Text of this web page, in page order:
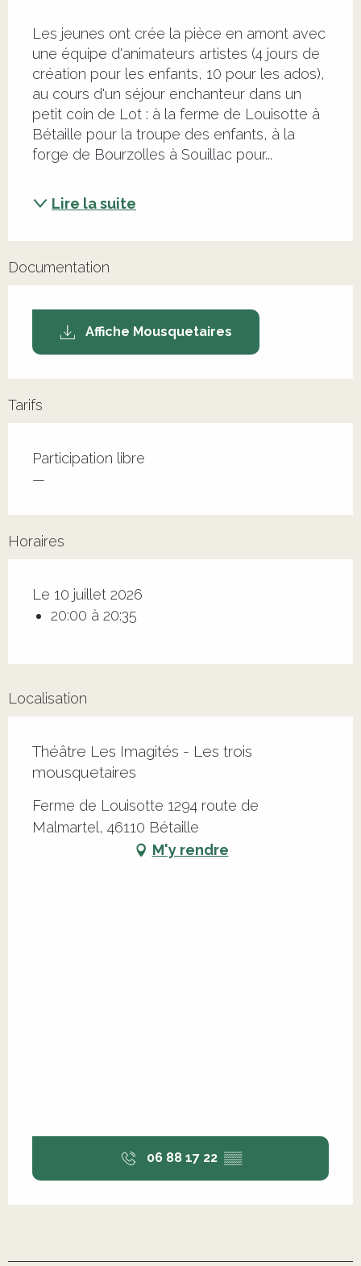
Les jeunes ont crée la pièce en amont avec
une équipe d'animateurs artistes (4 jours de
création pour les enfants, 10 pour les ados),
au cours d'un séjour enchanteur dans un
petit coin de Lot : à la ferme de Louisotte à
Bétaille pour la troupe des enfants, à la
forge de Bourzolles à Souillac pour...
Lire la suite
Documentation
Affiche Mousquetaires
Tarifs
Tarifs 2026
Participation libre
—
Horaires
Le 10 juillet 2026
20:00 à 20:35
Localisation
Théâtre Les Imagités - Les trois
mousquetaires
Ferme de Louisotte 1294 route de
Malmartel, 46110 Bétaille
M'y rendre
06 88 17 22 ▒▒